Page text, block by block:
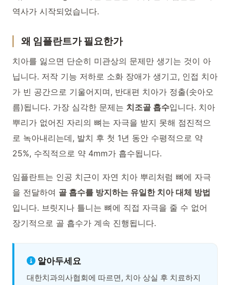
역사가 시작되었습니다.
왜 임플란트가 필요한가
치아를 잃으면 단순히 미관상의 문제만 생기는 것이 아
닙니다. 저작 기능 저하로 소화 장애가 생기고, 인접 치아
가 빈 공간으로 기울어지며, 반대편 치아가 정출(솟아오
름)됩니다. 가장 심각한 문제는 치조골 흡수입니다. 치아
뿌리가 없어진 자리의 뼈는 자극을 받지 못해 점진적으
로 녹아내리는데, 발치 후 첫 1년 동안 수평적으로 약
25%, 수직적으로 약 4mm가 흡수됩니다.
임플란트는 인공 치근이 자연 치아 뿌리처럼 뼈에 자극
을 전달하여 골 흡수를 방지하는 유일한 치아 대체 방법
입니다. 브릿지나 틀니는 뼈에 직접 자극을 줄 수 없어
장기적으로 골 흡수가 계속 진행됩니다.
알아두세요
대한치과의사협회에 따르면, 치아 상실 후 치료하지